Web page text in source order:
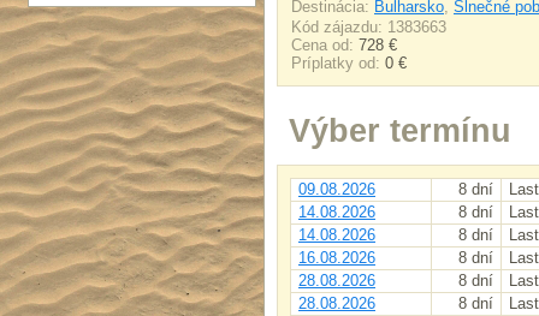
Destinácia: Bulharsko, Slnečné
Kód zájazdu: 1383663
Cena od: 728 €
Príplatky od: 0 €
Výber termínu
09.08.2026 8 dní
14.08.2026
8 dní
14.08.2026
8 dní
16.08.2026
8 dní
28.08.2026
8 dní
28.08.2026
8 dní